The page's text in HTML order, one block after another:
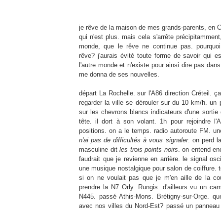
je rêve de la maison de mes grands-parents, en
qui n'est plus. mais cela s'arrête
monde, que le rêve ne continue pas.
rêve? j'aurais évité toute forme de savoir qui
l'autre monde et n'existe pour ainsi dire pas
me donna de ses nouvelles.
départ La Rochelle. sur l'A86 direction Créteil
.
regarder la ville se dérouler sur du 10 km/h. un
sur les chevrons blancs indicateurs d'une sortie
tête. il dort à son volant. 1h pour rejoindre
l'A
positions. on a le temps. radio autoroute FM
.
n'ai pas de difficultés à vous signaler. on perd
masculine dit les trois points noirs . on entend
faudrait que je revienne en arrière. le signal
une musique nostalgique pour salon de coiffure.
si on ne voulait pas que je m'en aille de la
prendre la N7 Orly. Rungis . d'ailleurs vu un
N445. passéAthis-Mons Brétigny-sur-Orge .
avec nos villes du Nord-Est? passé un